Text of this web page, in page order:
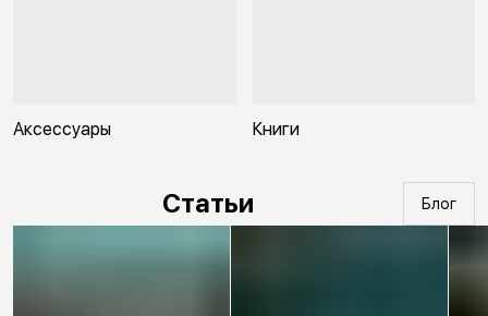
Аксессуары Книги
Статьи Блог